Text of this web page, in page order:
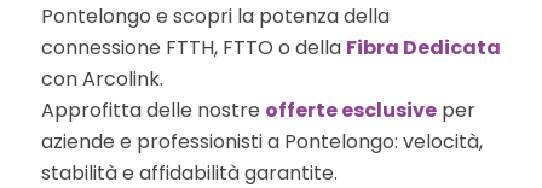
Pontelongo e scopri la potenza della
connessione FTTH, FTTO o della Fibra Dedicata
con Arcolink.
Approfitta delle nostre offerte esclusiveper
aziende e professionisti a Pontelongo: velocità,
stabilità e affidabilità garantite.